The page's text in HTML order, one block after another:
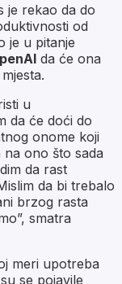
je rekao da do
od
je u pitanje
da će ona
u
da će doći do
onome koji
ono što sada
da rast
da bi trebalo
brzog rasta
smatra
meri upotreba
se pojavile